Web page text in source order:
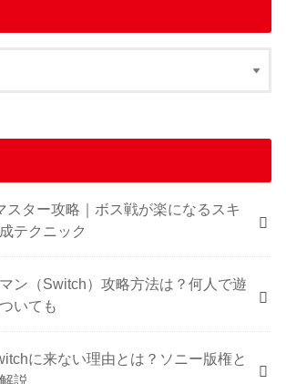
スター攻略｜ボス戦が楽になるスキ
テクニック
ン（Switch）攻略方法は？何人で遊
いても
に来ない理由とは？ソニー版権と
説